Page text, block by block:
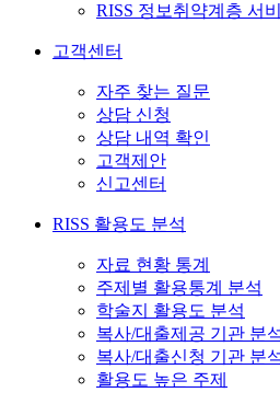
RISS 정보취약계층 서
고객센터
자주 찾는 질문
상담 신청
상담 내역 확인
고객제안
신고센터
RISS 활용도 분석
자료 현황 통계
주제별 활용통계 분석
학술지 활용도 분석
복사/대출제공 기관 분
복사/대출신청 기관 분
활용도 높은 주제